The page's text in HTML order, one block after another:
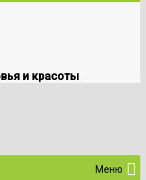
и красоты
Меню